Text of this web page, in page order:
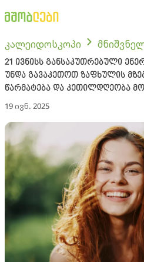
კალეიდოსკოპი
21 ივნისს განსაკუთრებული
უნდა გავაკეთოთ ზაფხულის
წარმატება და კეთილდღეობა
19 ივნ. 2025